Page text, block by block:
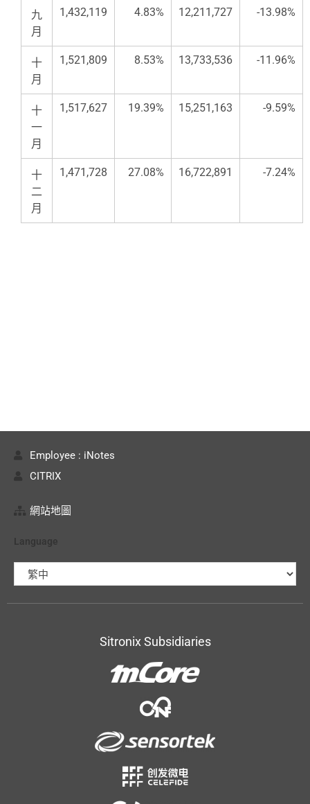
九
月
1,432,119 4.83% 12,211,727 -13.98%
十
月
1,521,809 8.53% 13,733,536 -11.96%
十
一
月
1,517,627 19.39% 15,251,163 -9.59%
十
二
月
1,471,728 27.08% 16,722,891 -7.24%
Employee : iNotes
CITRIX
網站地圖
Language
Sitronix Subsidiaries